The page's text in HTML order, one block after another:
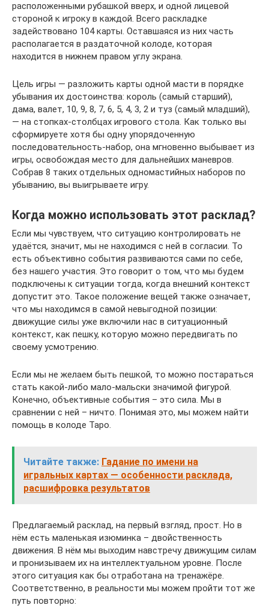
расположенными рубашкой вверх, и одной лицевой
стороной к игроку в каждой. Всего раскладке
задействовано 104 карты. Оставшаяся из них часть
располагается в раздаточной колоде, которая
находится в нижнем правом углу экрана.
Цель игры — разложить карты одной масти в порядке
убывания их достоинства: король (самый старший),
дама, валет, 10, 9, 8, 7, 6, 5, 4, 3, 2 и туз (самый младший),
— на стопках-столбцах игрового стола. Как только вы
сформируете хотя бы одну упорядоченную
последовательность-набор, она мгновенно выбывает из
игры, освобождая место для дальнейших маневров.
Собрав 8 таких отдельных одномастийных наборов по
убыванию, вы выигрываете игру.
Когда можно использовать этот расклад?
Если мы чувствуем, что ситуацию контролировать не
удаётся, значит, мы не находимся с ней в согласии. То
есть объективно события развиваются сами по себе,
без нашего участия. Это говорит о том, что мы будем
подключены к ситуации тогда, когда внешний контекст
допустит это. Такое положение вещей также означает,
что мы находимся в самой невыгодной позиции:
движущие силы уже включили нас в ситуационный
контекст, как пешку, которую можно передвигать по
своему усмотрению.
Если мы не желаем быть пешкой, то можно постараться
стать какой-либо мало-мальски значимой фигурой.
Конечно, объективные события – это сила. Мы в
сравнении с ней – ничто. Понимая это, мы можем найти
помощь в колоде Таро.
Читайте также: Гадание по имени на
игральных картах — особенности расклада,
расшифровка результатов
Предлагаемый расклад, на первый взгляд, прост. Но в
нём есть маленькая изюминка – двойственность
движения. В нём мы выходим навстречу движущим силам
и пронизываем их на интеллектуальном уровне. После
этого ситуация как бы отработана на тренажёре.
Соответственно, в реальности мы можем пройти тот же
путь повторно: